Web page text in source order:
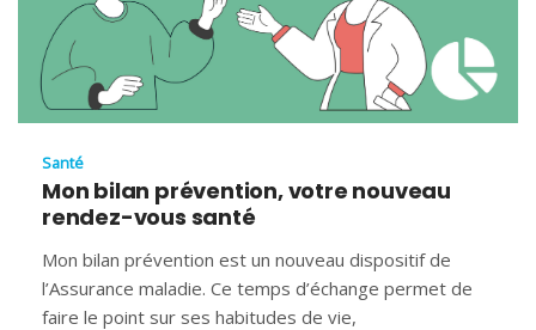
Santé
Mon bilan prévention, votre nouveau
rendez-vous santé
Mon bilan prévention est un nouveau dispositif de
l’Assurance maladie. Ce temps d’échange permet de
faire le point sur ses habitudes de vie,